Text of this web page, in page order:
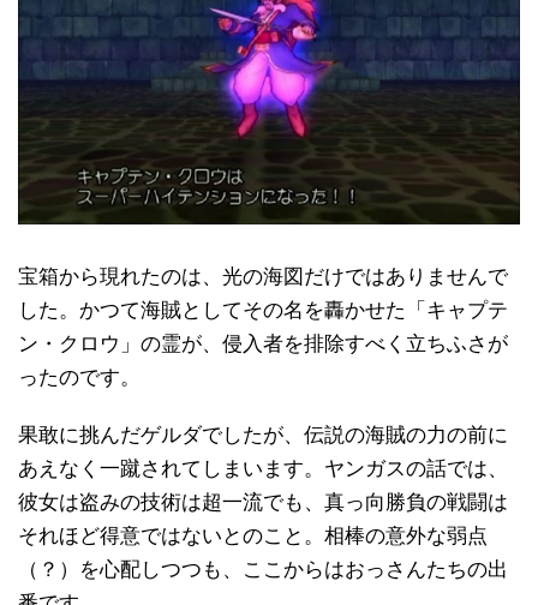
宝箱から現れたのは、光の海図だけではありませんで
した。かつて海賊としてその名を轟かせた「キャプテ
ン・クロウ」の霊が、侵入者を排除すべく立ちふさが
ったのです。
果敢に挑んだゲルダでしたが、伝説の海賊の力の前に
あえなく一蹴されてしまいます。ヤンガスの話では、
彼女は盗みの技術は超一流でも、真っ向勝負の戦闘は
それほど得意ではないとのこと。相棒の意外な弱点
（？）を心配しつつも、ここからはおっさんたちの出